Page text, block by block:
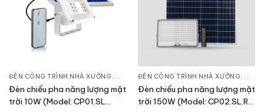
ĐÈN CÔNG TRÌNH NHÀ XƯỞNG, ĐÈN PHA LED, THIẾT BỊ CHIẾU SÁNG
Đèn chiếu pha năng lượng mặt
trời 10W (Model: CP01.SL
ĐÈN CÔNG TRÌNH NHÀ XƯỞNG, ĐÈN
Đèn chiếu pha năng lượng mặt
trời 150W (Model: CP02.SL.RF